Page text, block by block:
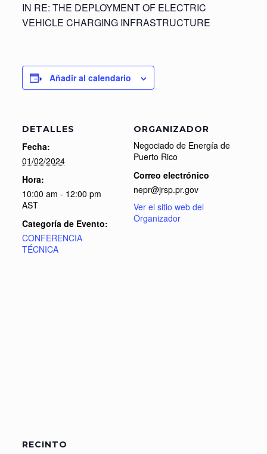
IN RE: THE DEPLOYMENT OF ELECTRIC
VEHICLE CHARGING INFRASTRUCTURE
Añadir al calendario
DETALLES
Fecha:
01/02/2024
Hora:
10:00 am - 12:00 pm
AST
Categoría de Evento:
CONFERENCIA
TÉCNICA
ORGANIZADOR
Negociado de Energía de
Puerto Rico
Correo electrónico
nepr@jrsp.pr.gov
Ver el sitio web del
Organizador
RECINTO